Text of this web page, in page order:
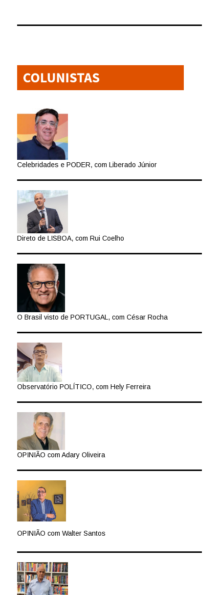
Celebridades e PODER, com Liberado Júnior
Direto de LISBOA, com Rui Coelho
O Brasil visto de PORTUGAL, com César Rocha
Observatório POLÍTICO, com Hely Ferreira
OPINIÃO com Adary Oliveira
OPINIÃO com Walter Santos